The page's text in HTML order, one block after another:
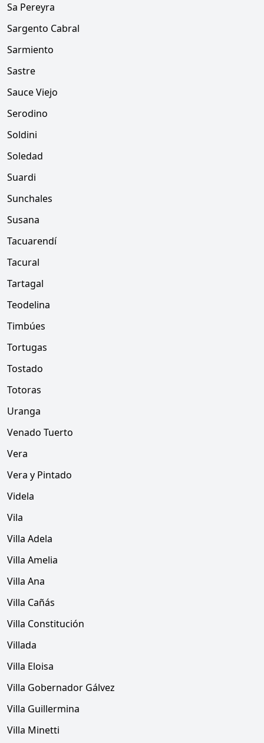
Sa Pereyra
Sargento Cabral
Sarmiento
Sastre
Sauce Viejo
Serodino
Soldini
Soledad
Suardi
Sunchales
Susana
Tacuarendí
Tacural
Tartagal
Teodelina
Timbúes
Tortugas
Tostado
Totoras
Uranga
Venado Tuerto
Vera
Vera y Pintado
Videla
Vila
Villa Adela
Villa Amelia
Villa Ana
Villa Cañás
Villa Constitución
Villada
Villa Eloisa
Villa Gobernador Gálvez
Villa Guillermina
Villa Minetti